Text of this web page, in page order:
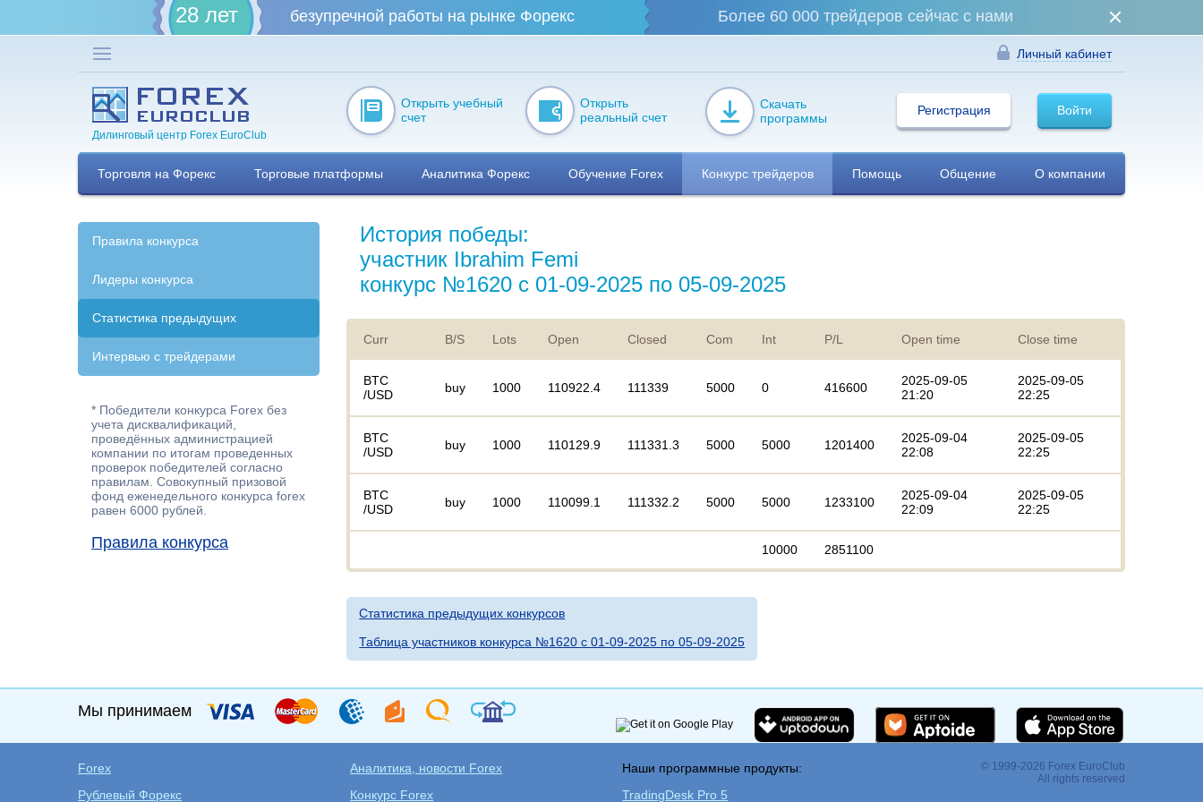
28 лет безупречной работы на рынке Форекс Более 60 000 трейдеров сейчас с нами
Личный кабинет
Дилинговый центр Forex EuroClub
Открыть учебный
счет
Открыть
реальный счет
Скачать
программы
Войти
Регистрация
Торговля на Форекс Торговые платформы Аналитика Форекс Обучение Forex Конкурс трейдеров Помощь Общение О компании
Правила конкурса
Лидеры конкурса
Статистика предыдущих
Интервью с трейдерами
* Победители конкурса Forex без
учета дисквалификаций,
проведённых администрацией
компании по итогам проведенных
проверок победителей согласно
правилам. Совокупный призовой
фонд еженедельного конкурса forex
равен 6000 рублей.
Правила конкурса
История победы:
участник Ibrahim Femi
конкурс №1620 с 01-09-2025 по 05-09-2025
Curr B/S Lots Open Closed Com Int P/L Open time Close time
BTC
/USD
buy 1000 110922.4 111339 5000 0 416600
2025-09-05
21:20
2025-09-05
22:25
BTC
/USD
buy 1000 110129.9 111331.3 5000 5000 1201400
2025-09-04
22:08
2025-09-05
22:25
BTC
/USD
buy 1000 110099.1 111332.2 5000 5000 1233100
2025-09-04
22:09
2025-09-05
22:25
10000 2851100
Статистика предыдущих конкурсов
Таблица участников конкурса №1620 c 01-09-2025 по 05-09-2025
Мы принимаем
Forex
Рублевый Форекс
Аналитика, новости Forex
Конкурс Forex
Наши программные продукты:
TradingDesk Pro 5
© 1999-2026 Forex EuroClub
All rights reserved